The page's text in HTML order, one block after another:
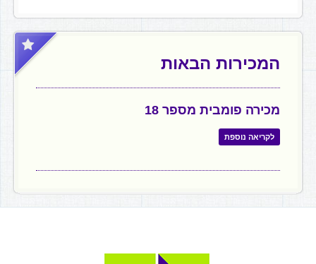
המכירות הבאות
מכירה פומבית מספר 18
לקריאה נוספת